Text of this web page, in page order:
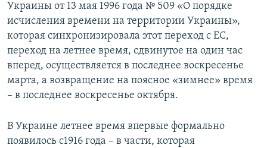
Украины от 13 мая 1996 года № 509 «О порядке
исчисления времени на территории Украины»,
которая синхронизировала этот переход с ЕС,
переход на летнее время, сдвинутое на один час
вперед, осуществляется в последнее воскресенье
марта, а возвращение на поясное «зимнее» время
– в последнее воскресенье октября.
В Украине летнее время впервые формально
появилось с1916 года – в части, которая